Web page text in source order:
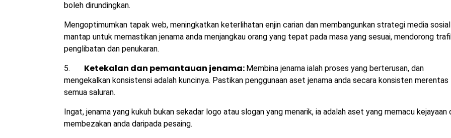
boleh dirundingkan.
Mengoptimumkan tapak web, meningkatkan keterlihatan enjin carian dan membangunkan strategi media
mantap untuk memastikan jenama anda menjangkau orang yang tepat pada masa yang sesuai, mendorong
penglibatan dan penukaran.
5. Ketekalan dan pemantauan jenama: Membina jenama ialah proses yang berterusan, dan
mengekalkan konsistensi adalah kuncinya. Pastikan penggunaan aset jenama anda secara konsisten merentas
semua saluran.
Ingat, jenama yang kukuh bukan sekadar logo atau slogan yang menarik, ia adalah aset yang memacu kejayaan
membezakan anda daripada pesaing.